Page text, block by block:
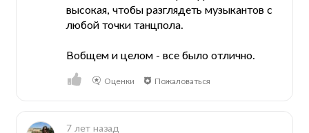
высокая, чтобы разглядеть музыкантов с
любой точки танцпола.
Вобщем и целом - все было отлично.
Оценки Пожаловаться
7 лет назад